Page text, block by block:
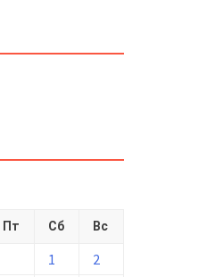
Пт Сб Вс
1
2